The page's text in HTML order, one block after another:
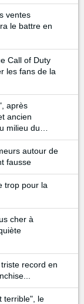
ventes
le battre en
Call of Duty
les fans de la
après
ancien
milieu du
autour de
fausse
trop pour la
cher à
record en
terrible", le